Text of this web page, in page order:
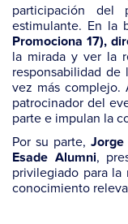
participación
estimulante. En la
Promociona 17),
la mirada y ver la
responsabilidad
vez más complejo.
patrocinador del
parte e impulan la
Por su parte, Jorge
Esade Alumni,
privilegiado para
conocimiento